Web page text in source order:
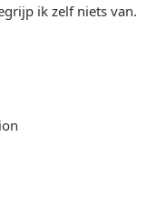
ik zelf niets van.